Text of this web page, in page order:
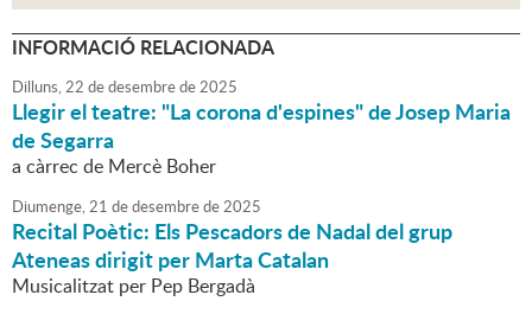
INFORMACIÓ RELACIONADA
Dilluns,22 dedesembrede2025
Llegir el teatre: "La corona d'espines" de Josep Maria
de Segarra
a càrrec de Mercè Boher
Diumenge,21 dedesembrede2025
Recital Poètic: Els Pescadors de Nadal del grup
Ateneas dirigit per Marta Catalan
Musicalitzat per Pep Bergadà